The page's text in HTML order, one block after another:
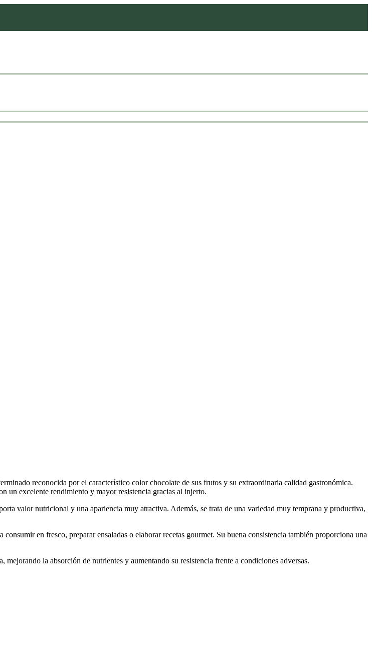
reconocida por el característico color chocolate de sus frutos y su extraordinaria calidad gastronómica.
un excelente rendimiento y mayor resistencia gracias al injerto.
valor nutricional y una apariencia muy atractiva. Además, se trata de una variedad muy temprana y productiva,
en fresco, preparar ensaladas o elaborar recetas gourmet. Su buena consistencia también proporciona una
la absorción de nutrientes y aumentando su resistencia frente a condiciones adversas.